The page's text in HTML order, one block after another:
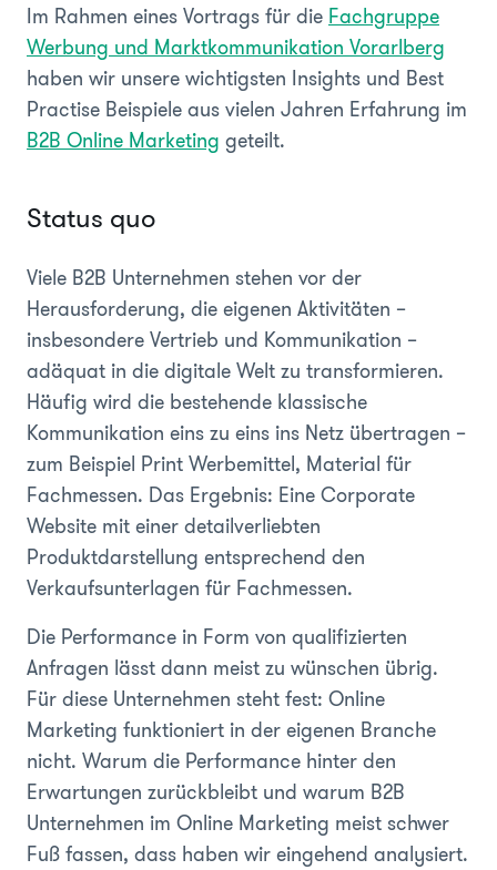
Im Rahmen eines Vortrags für die Fachgruppe
Werbung und Marktkommunikation Vorarlberg
haben wir unsere wichtigsten Insights und Best
Practise Beispiele aus vielen Jahren Erfahrung im
B2B Online Marketing geteilt.
Status quo
Viele B2B Unternehmen stehen vor der
Herausforderung, die eigenen Aktivitäten –
insbesondere Vertrieb und Kommunikation –
adäquat in die digitale Welt zu transformieren.
Häufig wird die bestehende klassische
Kommunikation eins zu eins ins Netz übertragen –
zum Beispiel Print Werbemittel, Material für
Fachmessen. Das Ergebnis: Eine Corporate
Website mit einer detailverliebten
Produktdarstellung entsprechend den
Verkaufsunterlagen für Fachmessen.
Die Performance in Form von qualifizierten
Anfragen lässt dann meist zu wünschen übrig.
Für diese Unternehmen steht fest: Online
Marketing funktioniert in der eigenen Branche
nicht. Warum die Performance hinter den
Erwartungen zurückbleibt und warum B2B
Unternehmen im Online Marketing meist schwer
Fuß fassen, dass haben wir eingehend analysiert.